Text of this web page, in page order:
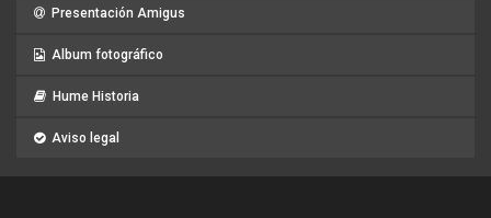
Presentación Amigus
Album fotográfico
Hume Historia
Aviso legal